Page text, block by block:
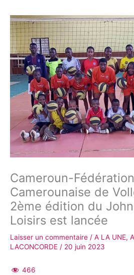
Cameroun-Fédération
Camerounaise de
2ème édition du
Loisirs est lancée
Laisser un commentaire / A LA UNE,
LACONCORDE / 20 juin 2023
466